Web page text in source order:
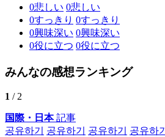
0悲しい 0悲しい
0すっきり 0すっきり
0興味深い 0興味深い
0役に立つ 0役に立つ
みんなの感想ランキング
1 / 2
国際・日本記事
공유하기
공유하기 공유하기 공유하기